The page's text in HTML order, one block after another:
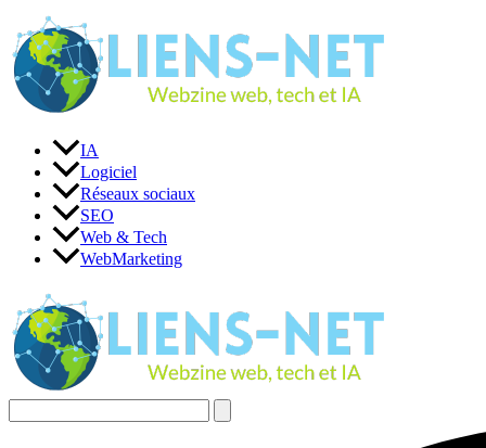
au
contenu
IA
Logiciel
Réseaux sociaux
SEO
Web & Tech
WebMarketing